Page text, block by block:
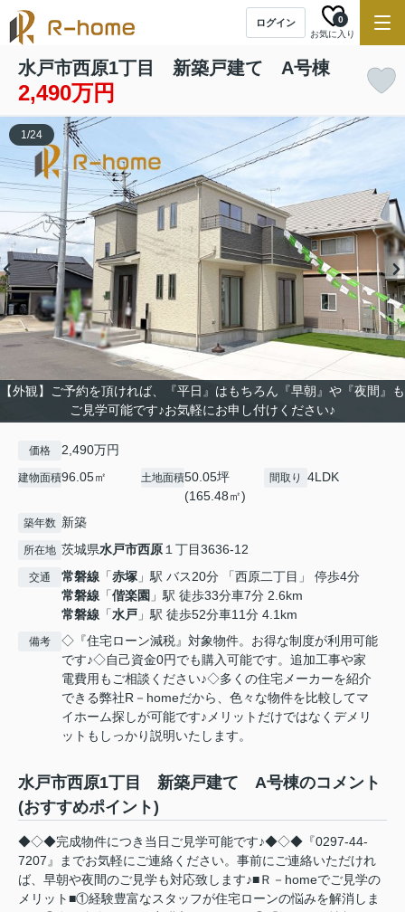
ログイン
お気に入り
0
水戸市西原1丁目 新築戸建て A号棟
2,490万円
【外観】ご予約を頂ければ、『平日』はもちろん『早朝』や『夜間』も
ご見学可能です♪お気軽にお申し付けください♪
1/24
価格 2,490万円
建物面積96.05㎡ 土地面積50.05坪
(165.48㎡)
間取り 4LDK
築年数 新築
所在地 茨城県水戸市西原１丁目3636-12
交通 常磐線 「赤塚 」駅 バス20分 「西原二丁目」 停歩4分
常磐線 「偕楽園 」駅 徒歩33分車7分 2.6km
常磐線 「水戸 」駅 徒歩52分車11分 4.1km
備考
◇『住宅ローン減税』対象物件。お得な制度が利用可能
です♪◇自己資金0円でも購入可能です。追加工事や家
電費用もご相談ください♪◇多くの住宅メーカーを紹介
できる弊社R－homeだから、色々な物件を比較してマ
イホーム探しが可能です♪メリットだけではなくデメリ
ットもしっかり説明いたします。
水戸市西原1丁目 新築戸建て A号棟のコメント
(おすすめポイント)
◆◇◆完成物件につき当日ご見学可能です♪◆◇◆『0297-44-
7207』までお気軽にご連絡ください。事前にご連絡いただけれ
ば、早朝や夜間のご見学も対応致します♪■Ｒ－homeでご見学の
メリット■①経験豊富なスタッフが住宅ローンの悩みを解消しま